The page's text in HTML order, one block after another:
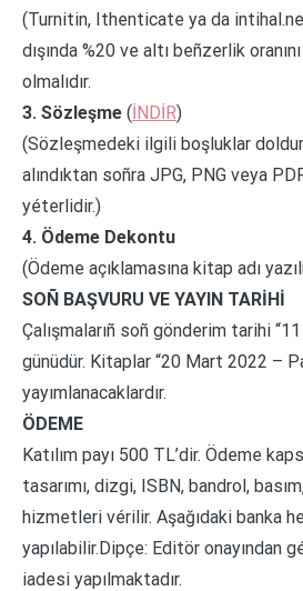
(Turnitin, Ithenticate ya da
dışında %20 ve altı beñzerlik
olmalıdır.
3. Sözleşme (İNDİR)
(Sözleşmedeki ilgili boşluklar
alındıktan soñra JPG, PNG veya
yéterlidir.)
4. Ödeme Dekontu
(Ödeme açıklamasına kitap adı
SOÑ BAŞVURU VE YAYIN TARİHİ
Çalışmalarıñ soñ gönderim tarihi
günüdür. Kitaplar “20 Mart 2022 –
yayımlanacaklardır.
ÖDEME
Katılım payı 500 TL’dir. Ödeme
tasarımı, dizgi, ISBN, bandrol,
hizmetleri vérilir. Aşağıdaki banka
yapılabilir.Dipçe: Editör onayından
iadesi yapılmaktadır.